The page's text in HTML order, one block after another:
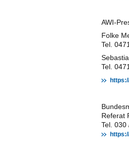
AWI-
Folke
Tel.
Tel.
Referat
Tel. 030